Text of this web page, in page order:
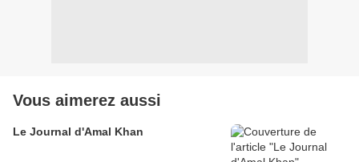
Vous aimerez aussi
Le Journal d'Amal Khan